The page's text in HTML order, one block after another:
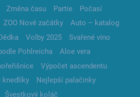
Změna času Partie
Počasí
ZOO Nové začátky
Auto – katalog
Volby 2025
Svařené víno
Pohlreicha
Aloe vera
Výpočet ascendentu
knedlíky
Nejlepší palačinky
Švestkový koláč